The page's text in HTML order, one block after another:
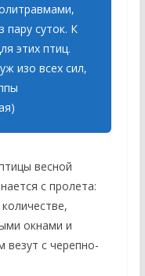
пару суток. К
этих птиц.
изо всех сил,
весной
с пролета:
окнами и
везут с черепно-